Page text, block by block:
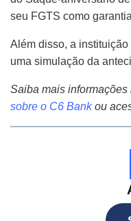
seu FGTS como
Além disso, a
uma simulação da
Saiba mais informações
sobre o C6 Bankou